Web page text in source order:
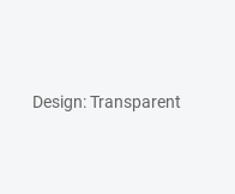
Design: Transparent